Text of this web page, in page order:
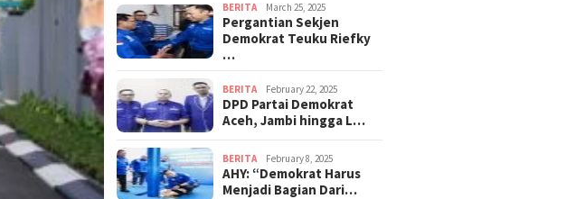
BERITA March 25, 2025
Pergantian Sekjen
Demokrat Teuku Riefky
…
BERITA February 22, 2025
DPD Partai Demokrat
Aceh, Jambi hingga L…
BERITA February 8, 2025
AHY: “Demokrat Harus
Menjadi Bagian Dari…